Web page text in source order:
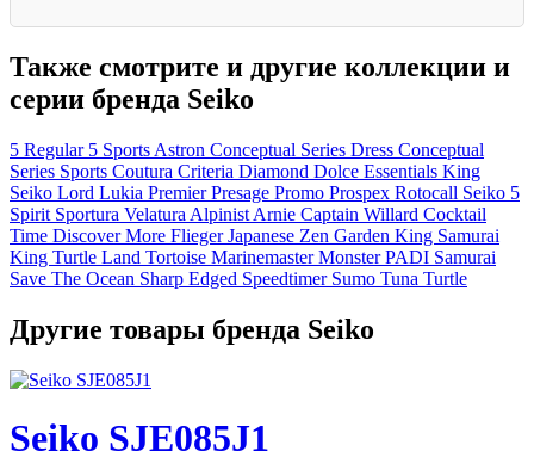
Также смотрите и другие коллекции и
серии бренда Seiko
5 Regular 5 Sports Astron Conceptual Series Dress Conceptual
Series Sports Coutura Criteria Diamond Dolce Essentials King
Seiko Lord Lukia PremierPresage Promo Prospex Rotocall Seiko 5
Spirit Sportura Velatura Alpinist Arnie Captain Willard Cocktail
Time Discover More FliegerJapanese Zen Garden King Samurai
King Turtle Land Tortoise MarinemasterMonsterPADI Samurai
Save The Ocean Sharp Edged Speedtimer Sumo Tuna Turtle
Другие товары бренда Seiko
Seiko SJE085J1